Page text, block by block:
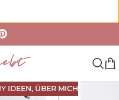
IDEEN, ÜBER MICH